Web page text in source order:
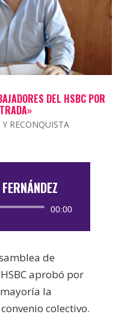
DEL HSBC POR
RECONQUISTA
Reproductor
00:00
de
aprobó por
la
colectivo.